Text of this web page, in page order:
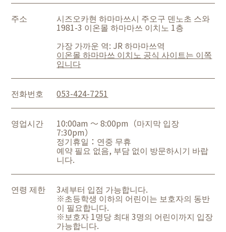
주소 시즈오카현 하마마쓰시 주오구 덴노초 스와
1981-3 이온몰 하마마쓰 이치노 1층
가장 가까운 역: JR 하마마쓰역
이온몰 하마마쓰 이치노 공식 사이트는 이쪽
입니다
전화번호 053-424-7251
영업시간 10:00am ～ 8:00pm（마지막 입장
7:30pm）
정기휴일：연중 무휴
예약 필요 없음, 부담 없이 방문하시기 바랍
니다.
연령 제한 3세부터 입점 가능합니다.
※초등학생 이하의 어린이는 보호자의 동반
이 필요합니다.
※보호자 1명당 최대 3명의 어린이까지 입장
가능합니다.